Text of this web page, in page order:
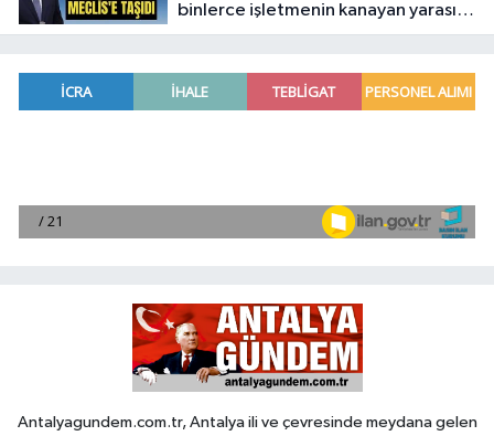
binlerce işletmenin kanayan yarasını
Meclis'e taşıdı
Antalyagundem.com.tr, Antalya ili ve çevresinde meydana gelen